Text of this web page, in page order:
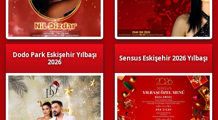
Dodo Park Eskişehir Yılbaşı
2026
Sensus Eskişehir 2026 Yılbaşı